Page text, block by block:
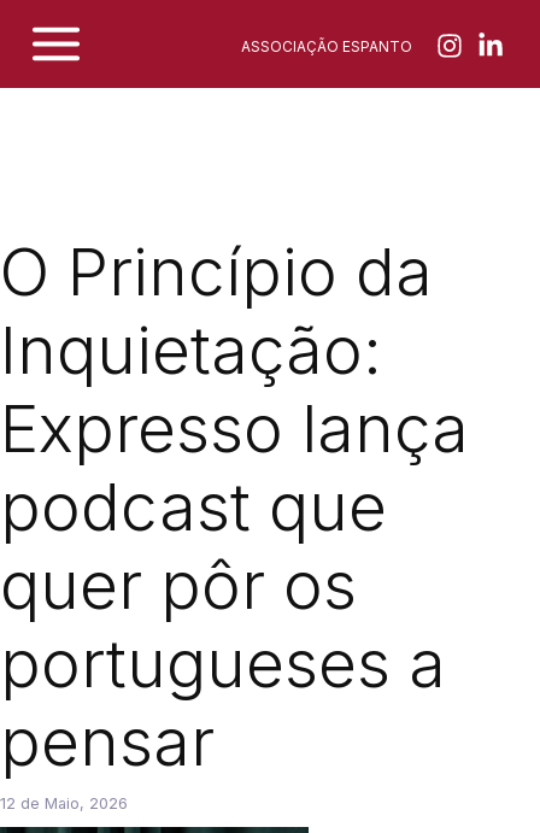
content
ASSOCIAÇÃO ESPANTO
O Princípio da
Inquietação:
Expresso lança
podcast que
quer pôr os
portugueses a
pensar
12 de Maio, 2026